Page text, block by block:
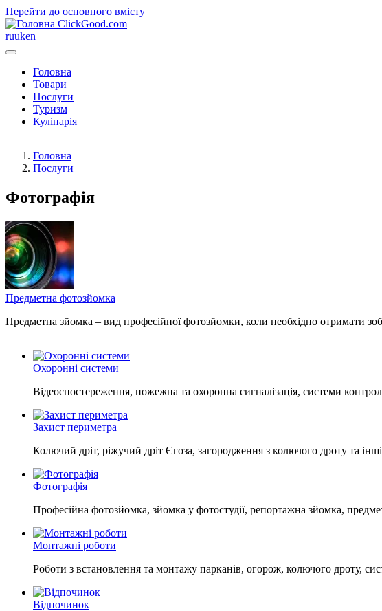
Перейти до основного вмісту
ClickGood.com
ruuken
Головна
Товари
Послуги
Туризм
Кулінарія
Головна
Послуги
Фотографія
Предметна фотозйомка
Предметна зйомка – вид професійної фотозйомки, коли необхідно отримати
Охоронні системи
Відеоспостереження, пожежна та охоронна сигналізація, системи
Захист периметра
Колючий дріт, ріжучий дріт Єгоза, загородження з колючого дроту та
Фотографія
Професійна фотозйомка, зйомка у фотостудії, репортажна зйомка,
Монтажні роботи
Роботи з встановлення та монтажу парканів, огорож, колючого дроту,
Відпочинок